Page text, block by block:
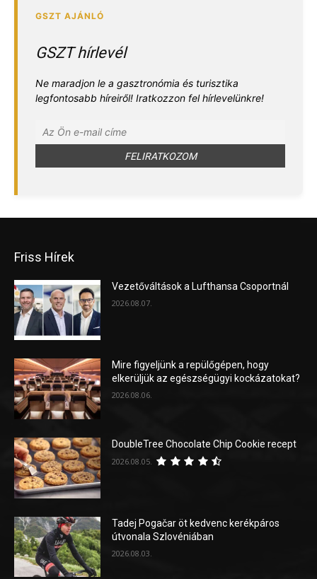
GSZT hírlevél
Ne maradjon le a gasztronómia és turisztika
legfontosabb híreiről! Iratkozzon fel hírlevelünkre!
Friss Hírek
Vezetőváltások a Lufthansa Csoportnál
2026.08.07.
Mire figyeljünk a repülőgépen, hogy
elkerüljük az egészségügyi kockázatokat?
2026.08.06.
DoubleTree Chocolate Chip Cookie recept
2026.08.05.
Tadej Pogačar öt kedvenc kerékpáros
útvonala Szlovéniában
2026.08.03.